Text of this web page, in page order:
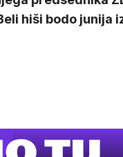
hiši bodo junija